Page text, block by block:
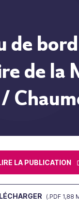
de
de la
LA PUBLICATION
(.PDF 1,88